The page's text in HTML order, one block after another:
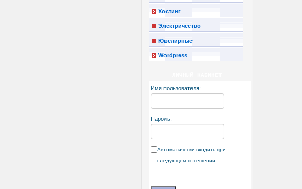
Хостинг
Электричество
Ювелирные
Wordpress
Имя пользователя:
Пароль:
Автоматически входить при
следующем посещении